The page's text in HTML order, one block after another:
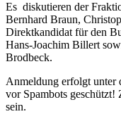
Es diskutieren der
Bernhard Braun,
Direktkandidat für den
Hans-Joachim Billert
Brodbeck.
Anmeldung erfolgt unter
vor Spambots geschützt!
sein.